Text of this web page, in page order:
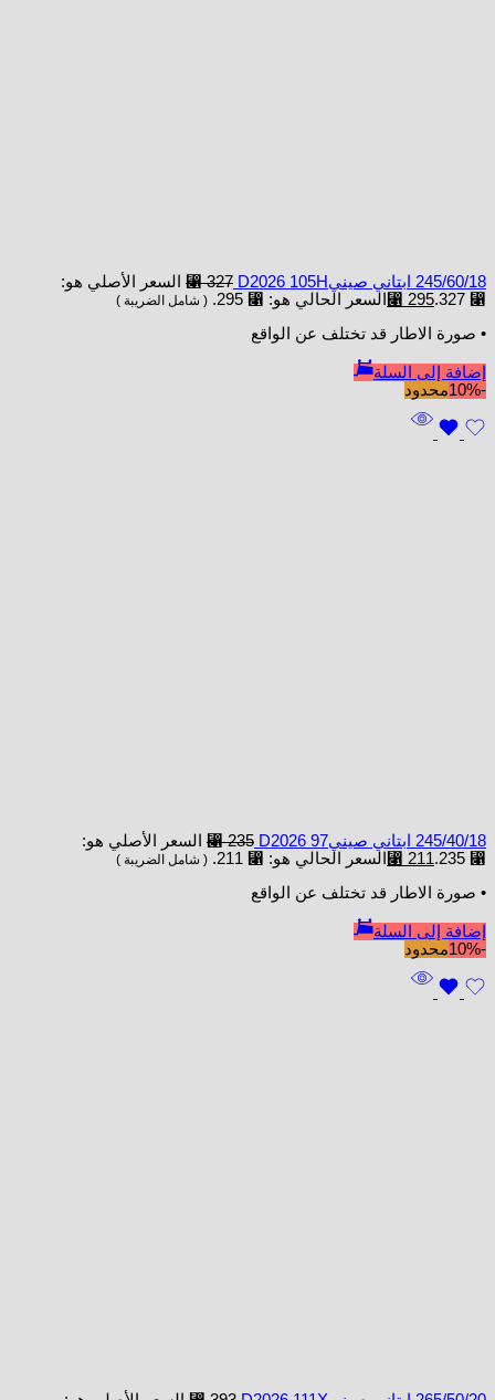
245/60/18 ابتاني صينيD2026 105H ⃁327
السعر الأصلي هو:
⃁ 327.
⃁ 295 السعر الحالي هو: ⃁ 295. ( شامل الضريبة )
• صورة الاطار قد تختلف عن الواقع
إضافة إلى السلة
-10%
محدود
245/40/18 ابتاني صينيD2026 97 ⃁235
السعر الأصلي هو:
⃁ 235.
⃁ 211 السعر الحالي هو: ⃁ 211. ( شامل الضريبة )
• صورة الاطار قد تختلف عن الواقع
إضافة إلى السلة
-10%
محدود